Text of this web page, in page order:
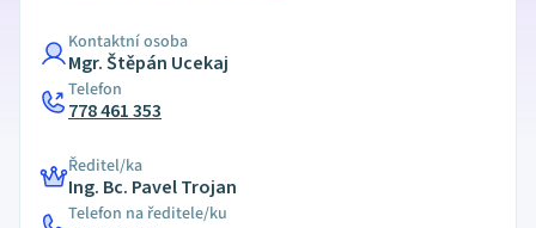
Kontaktní osoba
Mgr. Štěpán Ucekaj
Telefon
778 461 353
Ředitel/ka
Ing. Bc. Pavel Trojan
Telefon na ředitele/ku